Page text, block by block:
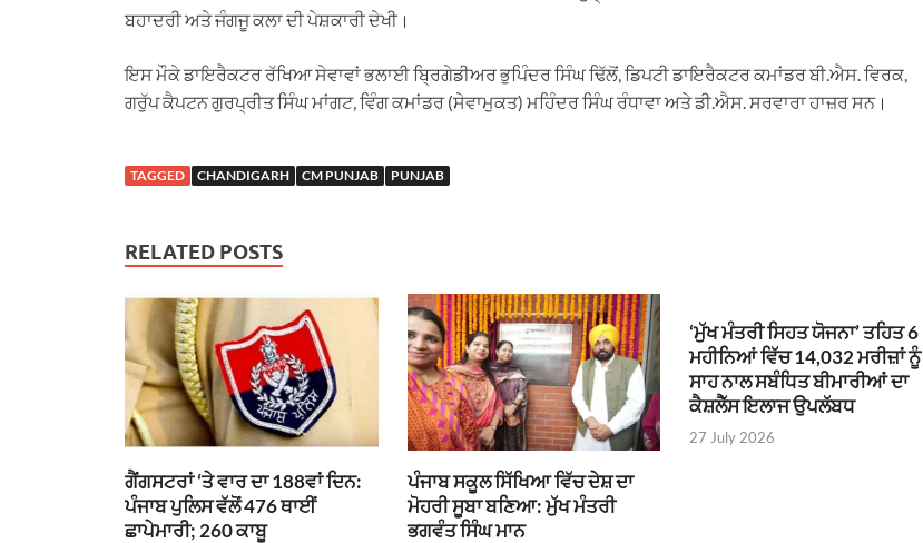
ਬਹਾਦਰੀ ਅਤੇ ਜੰਗਜੂ ਕਲਾ ਦੀ ਪੇਸ਼ਕਾਰੀ ਦੇਖੀ।
ਇਸ ਮੌਕੇ ਡਾਇਰੈਕਟਰ ਰੱਖਿਆ ਸੇਵਾਵਾਂ ਭਲਾਈ ਬ੍ਰਿਗੇਡੀਅਰ ਭੁਪਿੰਦਰ ਸਿੰਘ ਢਿੱਲੋਂ, ਡਿਪਟੀ ਡਾਇਰੈਕਟਰ ਕਮਾਂਡਰ ਬੀ.ਐਸ. ਵਿਰਕ,
ਗਰੁੱਪ ਕੈਪਟਨ ਗੁਰਪ੍ਰੀਤ ਸਿੰਘ ਮਾਂਗਟ, ਵਿੰਗ ਕਮਾਂਡਰ (ਸੇਵਾਮੁਕਤ) ਮਹਿੰਦਰ ਸਿੰਘ ਰੰਧਾਵਾ ਅਤੇ ਡੀ.ਐਸ. ਸਰਵਾਰਾ ਹਾਜ਼ਰ ਸਨ।
TAGGED CHANDIGARH CM PUNJAB PUNJAB
RELATED POSTS
ਗੈਂਗਸਟਰਾਂ ‘ਤੇ ਵਾਰ ਦਾ 188ਵਾਂ ਦਿਨ:
ਪੰਜਾਬ ਪੁਲਿਸ ਵੱਲੋਂ 476 ਥਾਈਂ
ਛਾਪੇਮਾਰੀ; 260 ਕਾਬੂ
ਪੰਜਾਬ ਸਕੂਲ ਸਿੱਖਿਆ ਵਿੱਚ ਦੇਸ਼ ਦਾ
ਮੋਹਰੀ ਸੂਬਾ ਬਣਿਆ: ਮੁੱਖ ਮੰਤਰੀ
ਭਗਵੰਤ ਸਿੰਘ ਮਾਨ
‘ਮੁੱਖ ਮੰਤਰੀ ਸਿਹਤ ਯੋਜਨਾ’ ਤਹਿਤ 6
ਮਹੀਨਿਆਂ ਵਿੱਚ 14,032 ਮਰੀਜ਼ਾਂ ਨੂੰ
ਸਾਹ ਨਾਲ ਸਬੰਧਿਤ ਬੀਮਾਰੀਆਂ ਦਾ
ਕੈਸ਼ਲੈੱਸ ਇਲਾਜ ਉਪਲੱਬਧ
27 July 2026